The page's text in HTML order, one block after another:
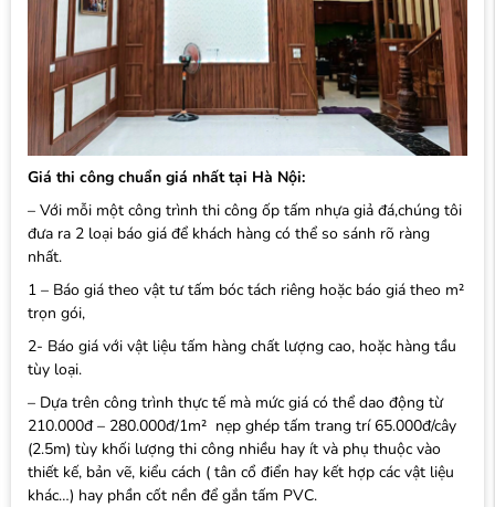
Giá thi công chuẩn giá nhất tại Hà Nội:
– Với mỗi một công trình thi công ốp tấm nhựa giả đá,chúng tôi
đưa ra 2 loại báo giá để khách hàng có thể so sánh rõ ràng
nhất.
1 – Báo giá theo vật tư tấm bóc tách riêng hoặc báo giá theo m²
trọn gói,
2- Báo giá với vật liệu tấm hàng chất lượng cao, hoặc hàng tầu
tùy loại.
– Dựa trên công trình thực tế mà mức giá có thể dao động từ
210.000đ – 280.000đ/1m² nẹp ghép tấm trang trí 65.000đ/cây
(2.5m) tùy khối lượng thi công nhiều hay ít và phụ thuộc vào
thiết kế, bản vẽ, kiểu cách ( tân cổ điển hay kết hợp các vật liệu
khác…) hay phần cốt nền để gắn tấm PVC.